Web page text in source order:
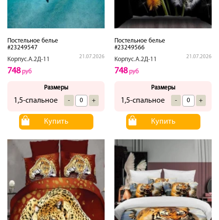
Постельное белье
#23249547
Корпус.А.2Д-11
21.07.2026
748руб
Размеры
1,5-спальное - +
Купить
Постельное белье
#23249566
Корпус.А.2Д-11
21.07.2026
748руб
Размеры
1,5-спальное - +
Купить